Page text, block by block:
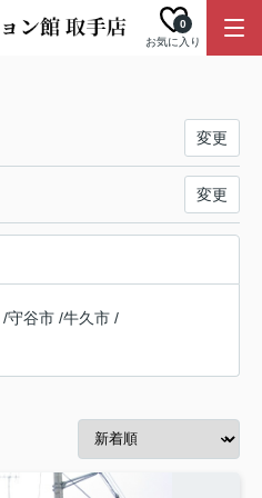
お気に入り
0
変更
変更
/守谷市 /牛久市 /